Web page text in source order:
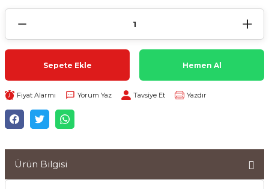
Sepete Ekle Hemen Al
Fiyat Alarmı Yorum Yaz Tavsiye Et Yazdır
Ürün Bilgisi